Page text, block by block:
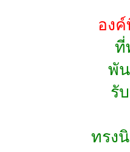
อง
ที่
พั
รั
ทรง